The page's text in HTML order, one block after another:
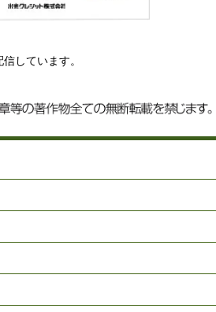
信しています。